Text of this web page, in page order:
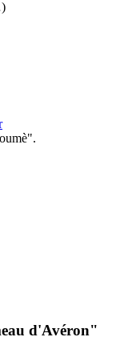
d'Avéron"